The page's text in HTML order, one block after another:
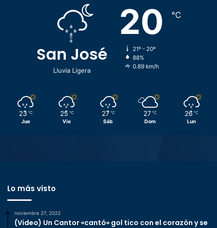
San José
Lluvia Ligera
20 ℃
21º - 20º
88%
0.89 km/h
23 ℃
Jue
25 ℃
Vie
27 ℃
Sáb
27 ℃
Dom
26 ℃
Lun
Lo más visto
noviembre 27, 2022
(Video) Un Cantor «cantó» gol tico con el corazón y se